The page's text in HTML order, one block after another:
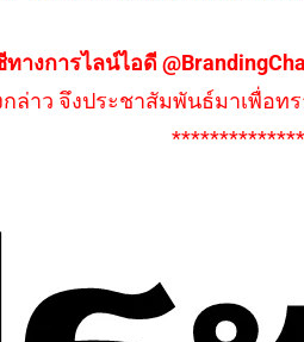
างการไลน์ไอดี
ล่าว จึงประชาสัมพันธ์มาเพื่อท